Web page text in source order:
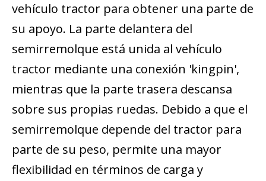
vehículo tractor para obtener una parte de
su apoyo. La parte delantera del
semirremolque está unida al vehículo
tractor mediante una conexión 'kingpin',
mientras que la parte trasera descansa
sobre sus propias ruedas. Debido a que el
semirremolque depende del tractor para
parte de su peso, permite una mayor
flexibilidad en términos de carga y